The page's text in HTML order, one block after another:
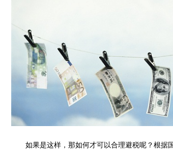
如果是这样，那如何才可以合理避税呢？根据